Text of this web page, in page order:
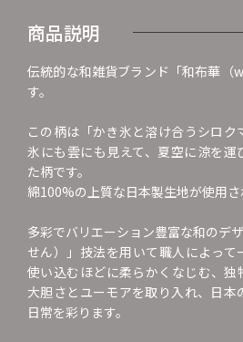
商品説明
伝統的な和雑貨ブランド「和布華（
す。
この柄は「かき氷と溶け合うシロ
氷にも雲にも見えて、夏空に涼を運
た柄です。
綿100%の上質な日本製生地が使用さ
多彩でバリエーション豊富な和のデ
せん）」技法を用いて職人によって
使い込むほどに柔らかくなじむ、独
大胆さとユーモアを取り入れ、日本
日常を彩ります。